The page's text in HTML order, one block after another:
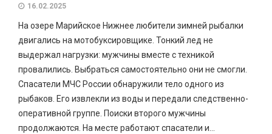
16.02.2025
На озере Марийское Нижнее любители зимней рыбалки
двигались на мотобуксировщике. Тонкий лед не
выдержал нагрузки: мужчины вместе с техникой
провалились. Выбраться самостоятельно они не смогли.
Спасатели МЧС России обнаружили тело одного из
рыбаков. Его извлекли из воды и передали следственно-
оперативной группе. Поиски второго мужчины
продолжаются. На месте работают спасатели и...